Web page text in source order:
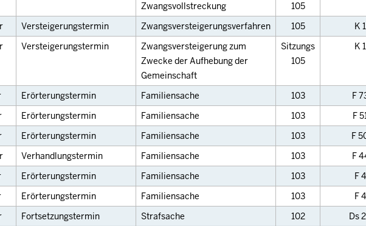
Zwangsvollstreckung
105
Versteigerungstermin Zwangsversteigerungsverfahren 105
K
Versteigerungstermin
Zwangsversteigerung zum
Zwecke der Aufhebung der
Gemeinschaft
Sitzungs
105
K
Erörterungstermin Familiensache 103 F
Erörterungstermin Familiensache 103 F
Erörterungstermin Familiensache 103 F
Verhandlungstermin Familiensache 103 F
Erörterungstermin Familiensache 103 F
Erörterungstermin Familiensache 103 F
Fortsetzungstermin Strafsache 102
Ds